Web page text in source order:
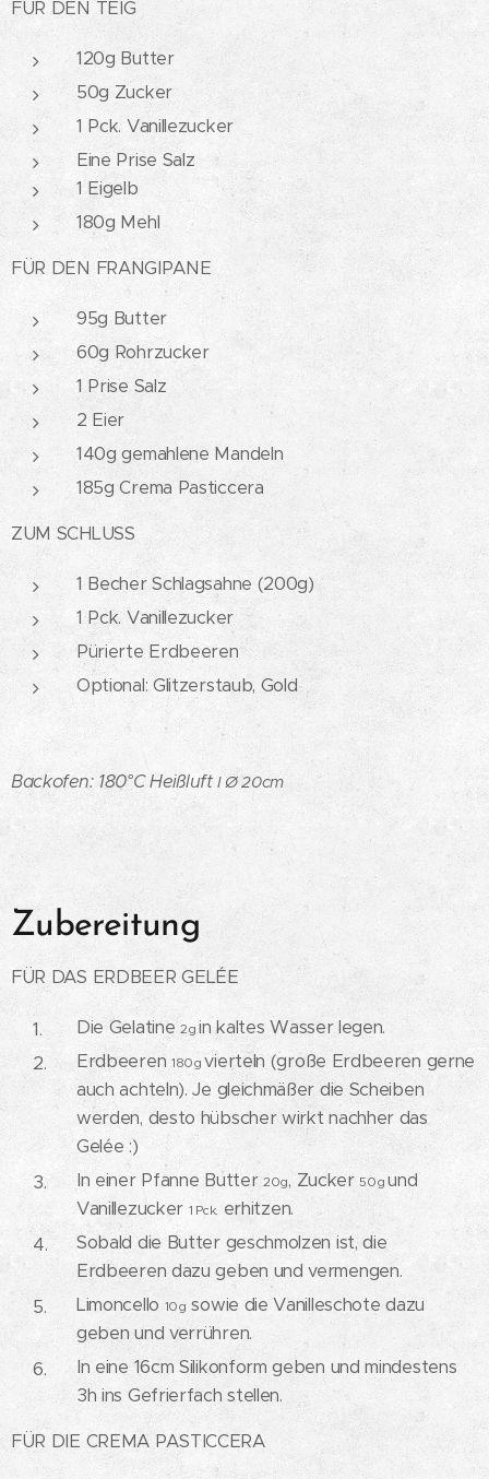
FÜR DEN TEIG
120g Butter
50g Zucker
1 Pck. Vanillezucker
Eine Prise Salz
1 Eigelb
180g Mehl
FÜR DEN FRANGIPANE
95g Butter
60g Rohrzucker
1 Prise Salz
2 Eier
140g gemahlene Mandeln
185g Crema Pasticcera
ZUM SCHLUSS
1 Becher Schlagsahne (200g)
1 Pck. Vanillezucker
Pürierte Erdbeeren
Optional: Glitzerstaub, Gold
Backofen: 180°C HeißluftI Ø 20cm
Zubereitung
FÜR DAS ERDBEER GELÉE
Die Gelatine2g in kaltes Wasser legen.
Erdbeeren 180gvierteln (große Erdbeeren gerne
auch achteln). Je gleichmäßer die Scheiben
werden, desto hübscher wirkt nachher das
Gelée :)
In einer Pfanne Butter20g, Zucker50gund
Vanillezucker 1 Pck. erhitzen.
Sobald die Butter geschmolzen ist, die
Erdbeeren dazu geben und vermengen.
Limoncello 10g sowie die Vanilleschote dazu
geben und verrühren.
In eine 16cm Silikonform geben und mindestens
3h ins Gefrierfach stellen.
FÜR DIE CREMA PASTICCERA